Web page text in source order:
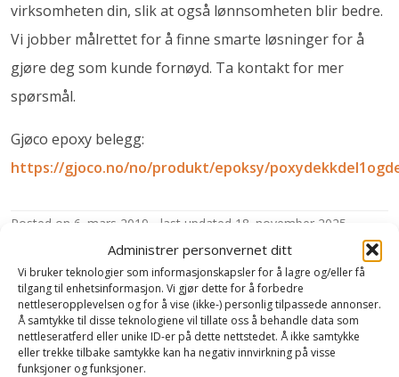
Administrer personvernet ditt
Vi bruker teknologier som informasjonskapsler for å lagre og/eller få
tilgang til enhetsinformasjon. Vi gjør dette for å forbedre
nettleseropplevelsen og for å vise (ikke-) personlig tilpassede annonser.
Å samtykke til disse teknologiene vil tillate oss å behandle data som
nettleseratferd eller unike ID-er på dette nettstedet. Å ikke samtykke
eller trekke tilbake samtykke kan ha negativ innvirkning på visse
funksjoner og funksjoner.
virksomheten din, slik at også lønnsomheten blir bedre.
Vi jobber målrettet for å finne smarte løsninger for å
gjøre deg som kunde fornøyd. Ta kontakt for mer
spørsmål.
Gjøco epoxy belegg:
https://gjoco.no/no/produkt/epoksy/
posted on 6. mars 2019 last updated 18. november 2025
Vi leverer
Tags:husmaling,maling ,nordsjø,nordsjø proff ,Veggmaling
Innleggsnavigasjon
Jotun Marine Coating Jotun Protective Coating